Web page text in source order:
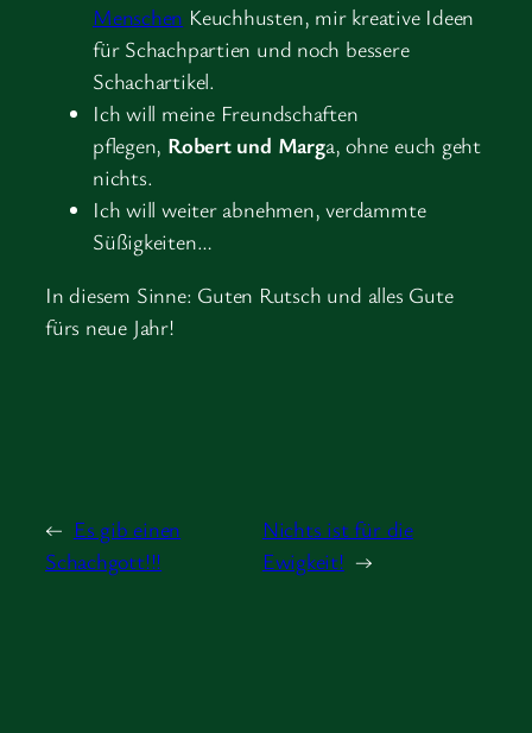
Menschen Keuchhusten, mir kreative Ideen
für Schachpartien und noch bessere
Schachartikel.
Ich will meine Freundschaften
pflegen, Robert und Marga, ohne euch geht
nichts.
Ich will weiter abnehmen, verdammte
Süßigkeiten…
In diesem Sinne: Guten Rutsch und alles Gute
fürs neue Jahr!
← Es gib einen
Schachgott!!!
Nichts ist für die
Ewigkeit! →